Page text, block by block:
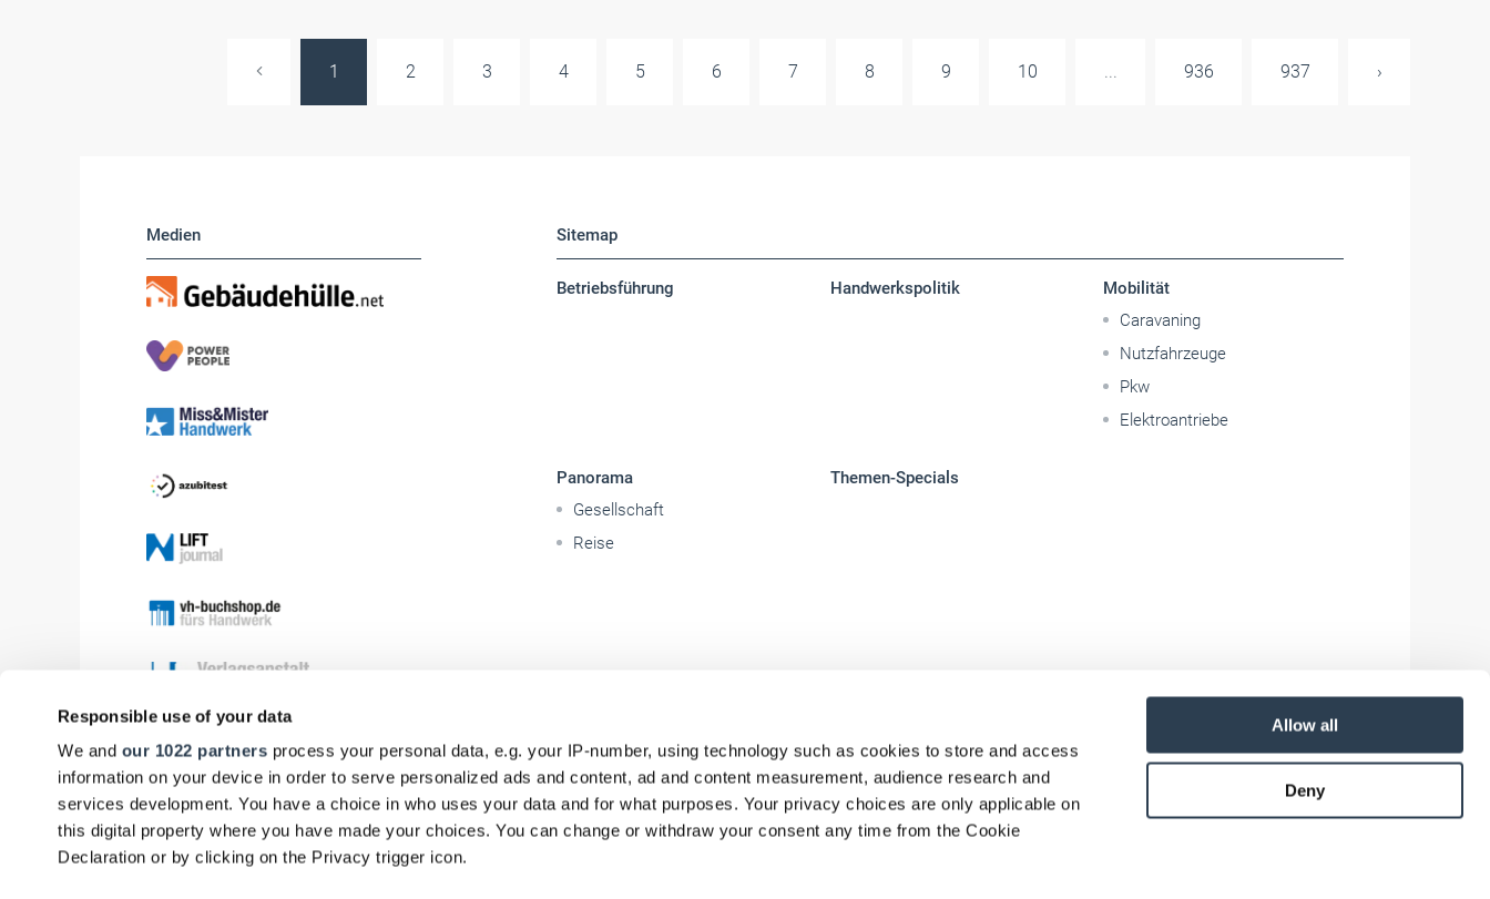
Responsible use of your data
We and our 1022 partners process your personal data, e.g. your IP-number, using technology such as cookies to store and access
information on your device in order to serve personalized ads and content, ad and content measurement, audience research and
services development. You have a choice in who uses your data and for what purposes. Your privacy choices are only applicable on
this digital property where you have made your choices. You can change or withdraw your consent any time from the Cookie
Declaration or by clicking on the Privacy trigger icon.
Allow all
Deny
1 2 3 4 5 6 7 8 9 10 ... 936 937 ›
Medien Sitemap
Betriebsführung Handwerkspolitik
Mobilität
Caravaning
Nutzfahrzeuge
Pkw
Elektroantriebe
Panorama
Gesellschaft
Reise
Themen-Specials